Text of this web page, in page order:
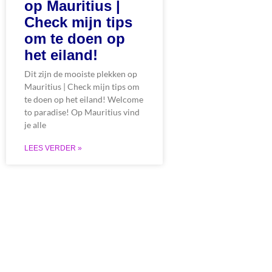
op Mauritius |
Check mijn tips
om te doen op
het eiland!
Dit zijn de mooiste plekken op
Mauritius | Check mijn tips om
te doen op het eiland! Welcome
to paradise! Op Mauritius vind
je alle
LEES VERDER »